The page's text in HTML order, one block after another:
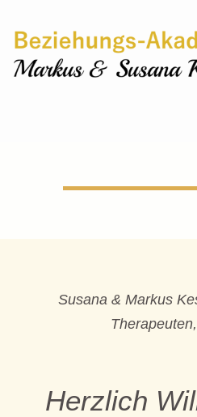
Susana & Markus
Herzlich